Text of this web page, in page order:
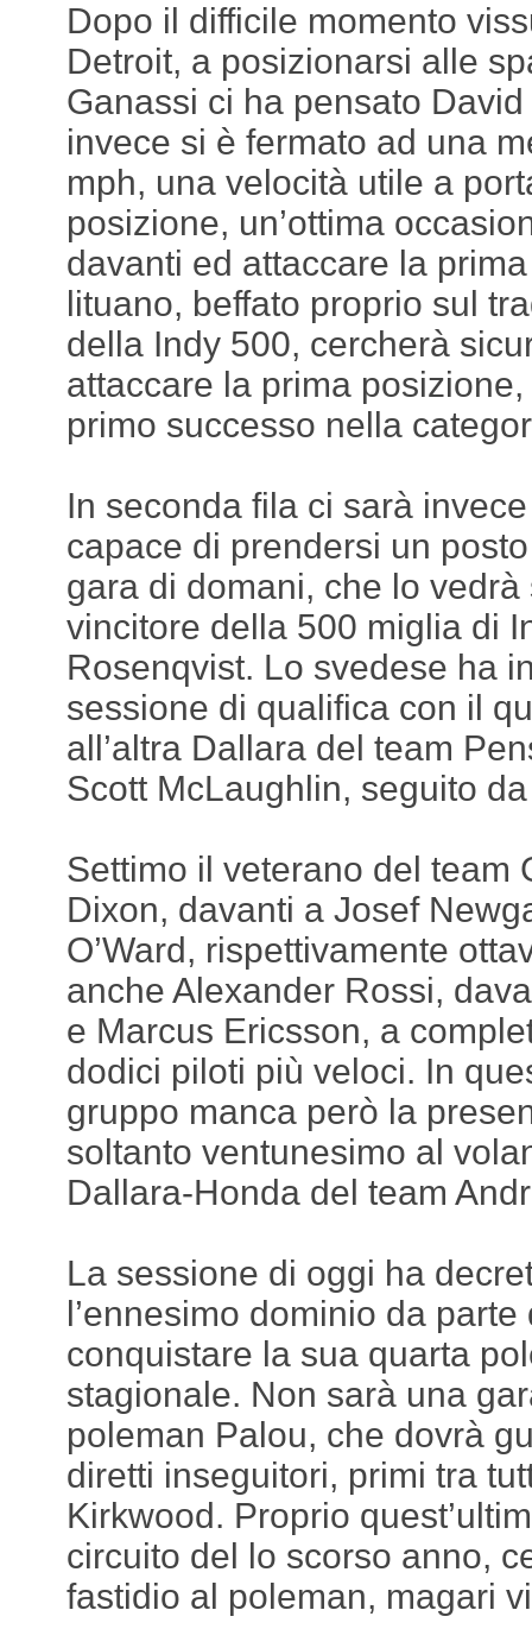
Dopo il difficile momento
Detroit, a posizionarsi alle
Ganassi ci ha pensato
invece si è fermato ad una
mph, una velocità utile a
posizione, un’ottima
davanti ed attaccare la
lituano, beffato proprio sul
della Indy 500, cercherà
attaccare la prima
primo successo nella
In seconda fila ci sarà
capace di prendersi un
gara di domani, che lo
vincitore della 500 miglia di
Rosenqvist. Lo svedese ha
sessione di qualifica con il
all’altra Dallara del team
Scott McLaughlin, seguito
Settimo il veterano del team
Dixon, davanti a Josef
O’Ward, rispettivamente
anche Alexander Rossi,
e Marcus Ericsson, a
dodici piloti più veloci. In
gruppo manca però la
soltanto ventunesimo al
Dallara-Honda del team
La sessione di oggi ha
l’ennesimo dominio da
conquistare la sua quarta
stagionale. Non sarà una
poleman Palou, che dovrà
diretti inseguitori, primi tra
Kirkwood. Proprio
circuito del lo scorso anno,
fastidio al poleman, magari